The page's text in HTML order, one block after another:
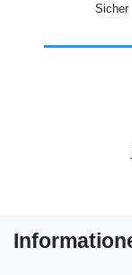
Sicher